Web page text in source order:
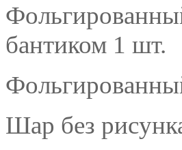
бантиком 1 шт.
Шар без